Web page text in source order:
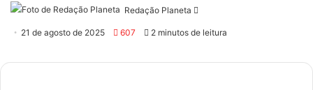
Redação Planeta
um
mail
21 de agosto de 2025 607 2 minutos de leitura